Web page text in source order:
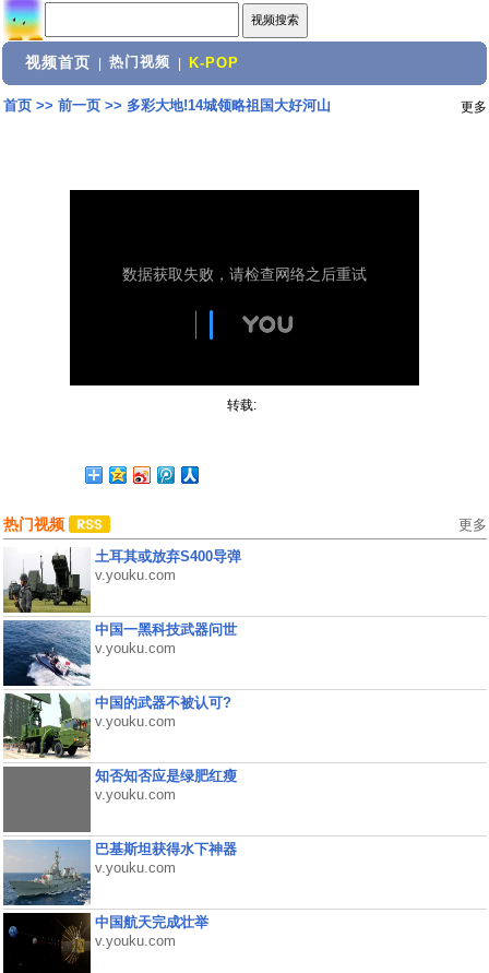
视频首页 热门视频 K-POP
首页>> 前一页>> 多彩大地!14城领略祖国大好河山 更多
转载:
热门视频 更多
土耳其或放弃S400导弹
v.youku.com
中国一黑科技武器问世
v.youku.com
中国的武器不被认可?
v.youku.com
知否知否应是绿肥红瘦
v.youku.com
巴基斯坦获得水下神器
v.youku.com
中国航天完成壮举
v.youku.com